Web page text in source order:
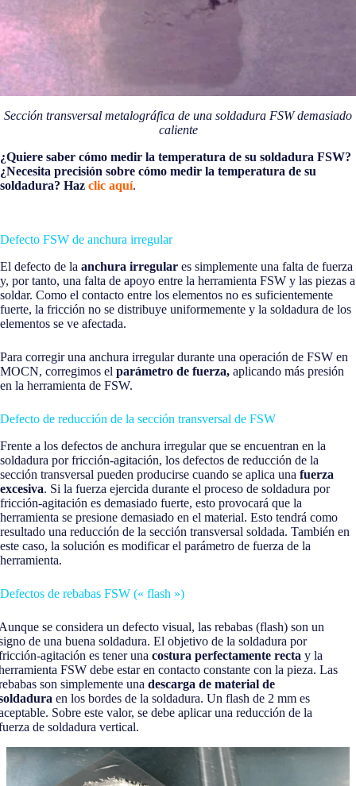
Sección transversal metalográfica de una soldadura FSW demasiado
caliente
¿Quiere saber cómo medir la temperatura de su soldadura FSW?
¿Necesita precisión sobre cómo medir la temperatura de su
soldadura? Haz clic aquí.
Defecto FSW de anchura irregular
El defecto de la anchura irregular es simplemente una falta de fuerza
y, por tanto, una falta de apoyo entre la herramienta FSW y las piezas a
soldar. Como el contacto entre los elementos no es suficientemente
fuerte, la fricción no se distribuye uniformemente y la soldadura de los
elementos se ve afectada.
Para corregir una anchura irregular durante una operación de FSW en
MOCN, corregimos el parámetro de fuerza, aplicando más presión
en la herramienta de FSW.
Defecto de reducción de la sección transversal de FSW
Frente a los defectos de anchura irregular que se encuentran en la
soldadura por fricción-agitación, los defectos de reducción de la
sección transversal pueden producirse cuando se aplica una fuerza
excesiva. Si la fuerza ejercida durante el proceso de soldadura por
fricción-agitación es demasiado fuerte, esto provocará que la
herramienta se presione demasiado en el material. Esto tendrá como
resultado una reducción de la sección transversal soldada. También en
este caso, la solución es modificar el parámetro de fuerza de la
herramienta.
Defectos de rebabas FSW (« flash »)
se considera un defecto visual, las rebabas (flash) son un
de una buena soldadura. El objetivo de la soldadura por
agitación es tener una costura perfectamente recta y la
FSW debe estar en contacto constante con la pieza. Las
son simplemente una descarga de material de
en los bordes de la soldadura. Un flash de 2 mm es
Sobre este valor, se debe aplicar una reducción de la
de soldadura vertical.